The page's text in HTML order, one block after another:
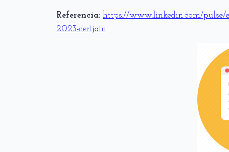
Referencia: https://www.linkedin.com/pulse/
2023-certjoin